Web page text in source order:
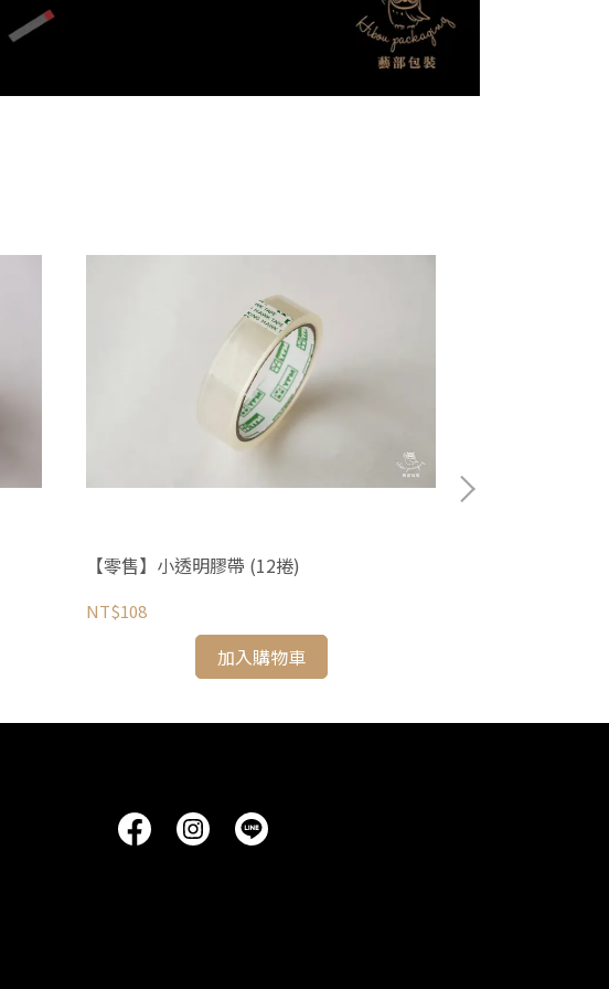
【零售】小透明膠帶 (12捲)
NT$108
加入購物車